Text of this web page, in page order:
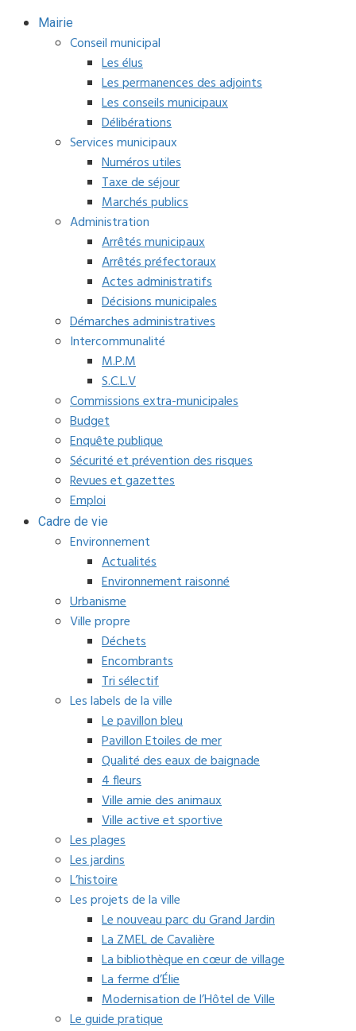
Mairie
Conseil municipal
Les élus
Les permanences des adjoints
Les conseils municipaux
Délibérations
Services municipaux
Numéros utiles
Taxe de séjour
Marchés publics
Administration
Arrêtés municipaux
Arrêtés préfectoraux
Actes administratifs
Décisions municipales
Démarches administratives
Intercommunalité
M.P.M
S.C.L.V
Commissions extra-municipales
Budget
Enquête publique
Sécurité et prévention des risques
Revues et gazettes
Emploi
Cadre de vie
Environnement
Actualités
Environnement raisonné
Urbanisme
Ville propre
Déchets
Encombrants
Tri sélectif
Les labels de la ville
Le pavillon bleu
Pavillon Etoiles de mer
Qualité des eaux de baignade
4 fleurs
Ville amie des animaux
Ville active et sportive
Les plages
Les jardins
L’histoire
Les projets de la ville
Le nouveau parc du Grand Jardin
La ZMEL de Cavalière
La bibliothèque en cœur de village
La ferme d’Élie
Modernisation de l’Hôtel de Ville
Le guide pratique